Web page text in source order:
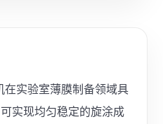
在实验室薄膜制备领域具
实现均匀稳定的旋涂成